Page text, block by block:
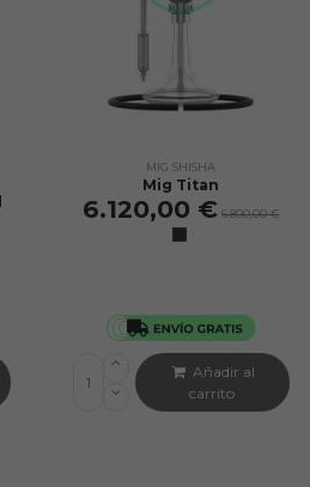
MIG SHISHA
Mig Titan
6.120,00 € 6.800,00 €
Añadir al
carrito